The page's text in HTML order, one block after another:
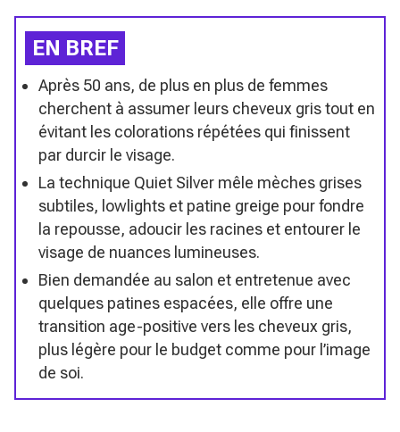
EN BREF
Après 50 ans, de plus en plus de femmes
cherchent à assumer leurs cheveux gris tout en
évitant les colorations répétées qui finissent
par durcir le visage.
La technique Quiet Silver mêle mèches grises
subtiles, lowlights et patine greige pour fondre
la repousse, adoucir les racines et entourer le
visage de nuances lumineuses.
Bien demandée au salon et entretenue avec
quelques patines espacées, elle offre une
transition age-positive vers les cheveux gris,
plus légère pour le budget comme pour l’image
de soi.